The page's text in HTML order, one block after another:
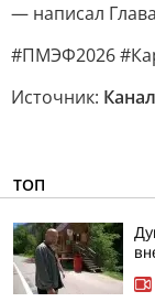
— написал
#ПМЭФ2026
Источник:
ТОП